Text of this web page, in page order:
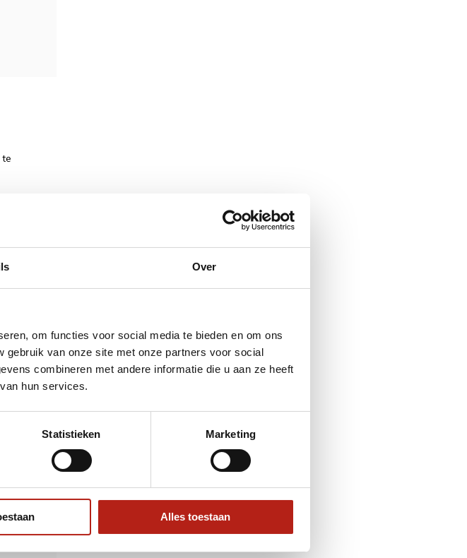
Over
om functies voor social media te bieden en om ons
gebruik van onze site met onze partners voor social
combineren met andere informatie die u aan ze heeft
hun services.
Statistieken Marketing
Alles toestaan
(6)